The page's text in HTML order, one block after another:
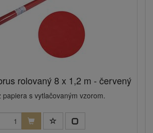
rolovaný 8 x 1,2 m - červený
papiera s vytlačovaným vzorom.